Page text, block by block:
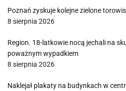
Poznań zyskuje kolejne zielone
8 sierpnia 2026
Region. 18-latkowie nocą jechali na
poważnym wypadkiem
8 sierpnia 2026
Naklejał plakaty na budynkach w